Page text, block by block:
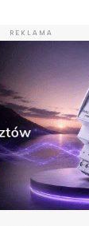
REKLAMA